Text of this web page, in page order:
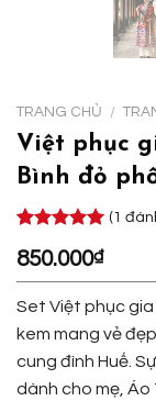
TRANG CHỦ /
Việt phục
Bình đỏ
dựa trên
đánh giá
(1
850.000₫
Set Việt phục gia
kem mang vẻ
cung đình Huế.
dành cho mẹ,